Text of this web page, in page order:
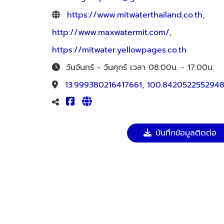
https://www.mitwaterthailand.co.th,
http://www.maxwatermit.com/,
https://mitwater.yellowpages.co.th
วันจันทร์ - วันศุกร์ เวลา 08:00น. - 17:00น.
13.999380216417661,
บันทึกข้อมูลติดต่อ